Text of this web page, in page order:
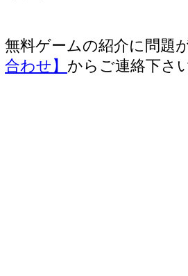
無料ゲームの紹介に問題
合わせ】 からご連絡下さ